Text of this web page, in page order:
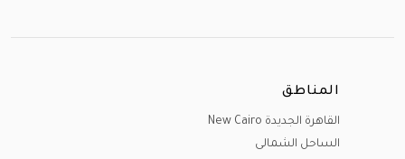
المناطق
القاهرة الجديدة New Cairo
الساحل الشمالى